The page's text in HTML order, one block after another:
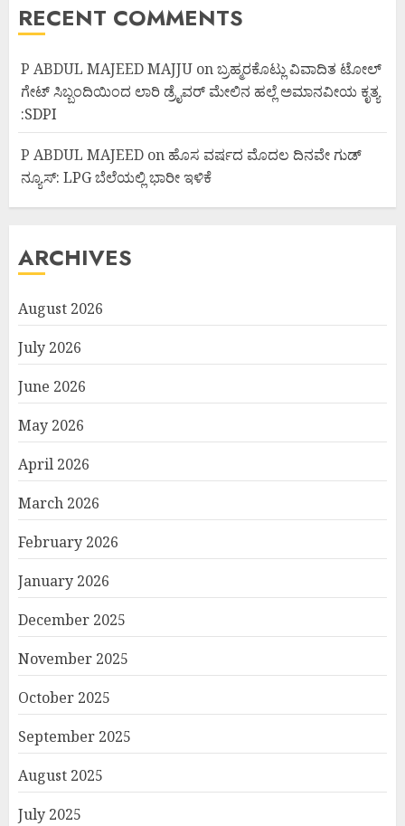
RECENT COMMENTS
P ABDUL MAJEED MAJJU onಬ್ರಹ್ಮರಕೊಟ್ಲು ವಿವಾದಿತ ಟೋಲ್
ಗೇಟ್ ಸಿಬ್ಬಂದಿಯಿಂದ ಲಾರಿ ಡ್ರೈವರ್ ಮೇಲಿನ ಹಲ್ಲೆ ಅಮಾನವೀಯ ಕೃತ್ಯ
:SDPI
P ABDUL MAJEED on ಹೊಸ ವರ್ಷದ ಮೊದಲ ದಿನವೇ ಗುಡ್
ನ್ಯೂಸ್: LPG ಬೆಲೆಯಲ್ಲಿ ಭಾರೀ ಇಳಿಕೆ
ARCHIVES
August 2026
July 2026
June 2026
May 2026
April 2026
March 2026
February 2026
January 2026
December 2025
November 2025
October 2025
September 2025
August 2025
July 2025